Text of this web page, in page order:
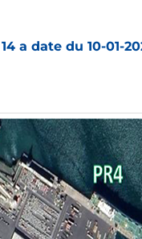
a date du 10-01-